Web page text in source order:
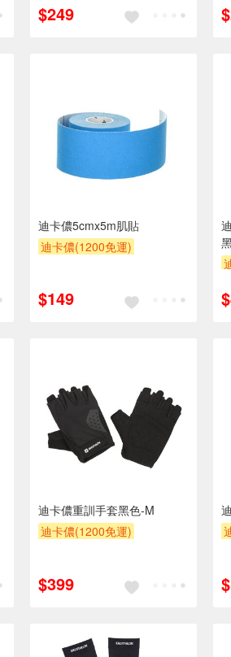
$249
迪卡儂5cmx5m肌貼
迪卡儂(1200免運)
$149
迪卡儂重訓手套黑色-M
迪卡儂(1200免運)
$399